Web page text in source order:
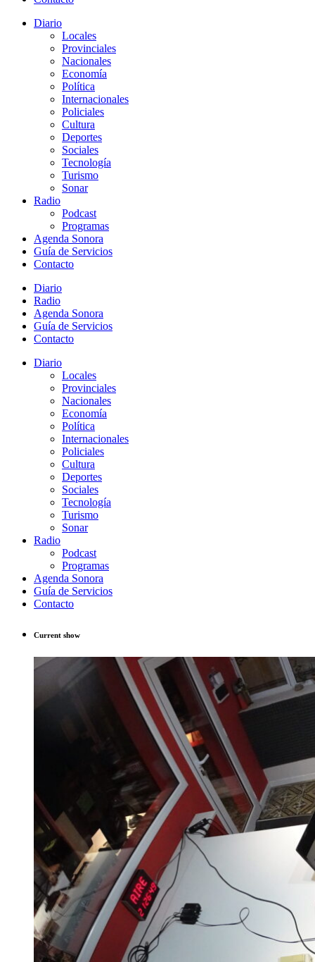
Diario
Locales
Provinciales
Nacionales
Economía
Política
Internacionales
Policiales
Cultura
Deportes
Sociales
Tecnología
Turismo
Sonar
Radio
Podcast
Programas
Agenda Sonora
Guía de Servicios
Contacto
Diario
Radio
Agenda Sonora
Guía de Servicios
Contacto
Diario
Locales
Provinciales
Nacionales
Economía
Política
Internacionales
Policiales
Cultura
Deportes
Sociales
Tecnología
Turismo
Sonar
Radio
Podcast
Programas
Agenda Sonora
Guía de Servicios
Contacto
Current show